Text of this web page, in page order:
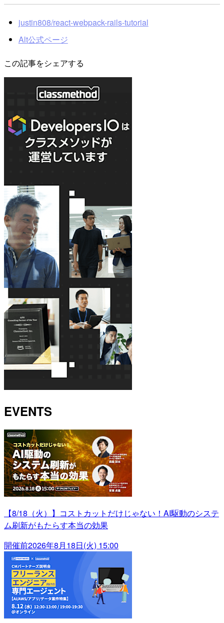
justin808/react-webpack-rails-tutorial
Alt公式ページ
この記事をシェアする
EVENTS
【8/18（火）】コストカットだけじゃない！AI駆動のシステ
ム刷新がもたらす本当の効果
開催前2026年8月18日(火) 15:00